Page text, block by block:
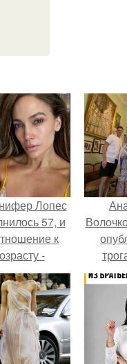
Лопес
57, и
к
-
"не
что я
выгляжу
для 57.
со